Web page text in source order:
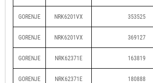
GORENJE NRK6201VX 353525
GORENJE NRK6201VX 369127
GORENJE NRK62371E 163819
GORENJE NRK62371E 180888